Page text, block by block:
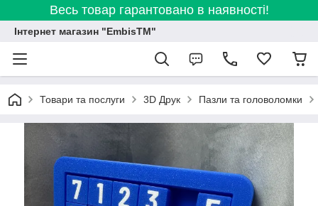
Весь товар гарантовано в наявності!
Інтернет магазин "EmbisTM"
Товари та послуги 3D Друк Пазли та головоломки